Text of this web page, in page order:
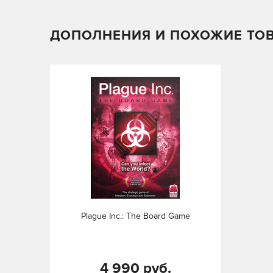
ДОПОЛНЕНИЯ И ПОХОЖИЕ
Plague Inc.: The Board Game
4 990 руб.